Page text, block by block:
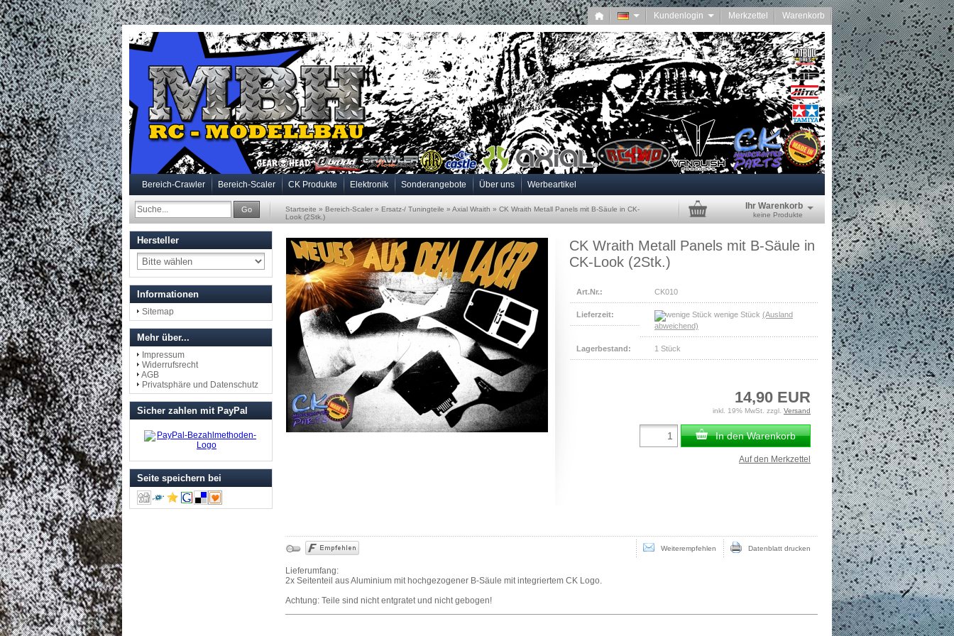
Kundenlogin Merkzettel Warenkorb
Bereich-Crawler Bereich-Scaler CK Produkte Elektronik Sonderangebote Über uns Werbeartikel
Go Startseite » Bereich-Scaler » Ersatz-/ Tuningteile » Axial Wraith » CK Wraith Metall Panels mit B-Säule in CK-
Look (2Stk.)
Ihr Warenkorb
keine Produkte
CK Wraith Metall Panels mit B-Säule in
CK-Look (2Stk.)
Art.Nr.: CK010
Lieferzeit: wenige Stück (Ausland
abweichend)
Lagerbestand: 1 Stück
14,90 EUR
inkl. 19% MwSt. zzgl. Versand
In den Warenkorb
Auf den Merkzettel
Datenblatt drucken
Weiterempfehlen
Lieferumfang:
2x Seitenteil aus Aluminium mit hochgezogener B-Säule mit integriertem CK Logo.
Achtung: Teile sind nicht entgratet und nicht gebogen!
Hersteller
Informationen
Sitemap
Mehr über...
Impressum
Widerrufsrecht
AGB
Privatsphäre und Datenschutz
Sicher zahlen mit PayPal
Seite speichern bei